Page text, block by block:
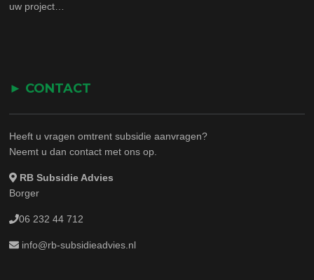
uw project…
► CONTACT
Heeft u vragen omtrent subsidie aanvragen?
Neemt u dan contact met ons op.
RB Subsidie Advies
Borger
06 232 44 712
info@rb-subsidieadvies.nl